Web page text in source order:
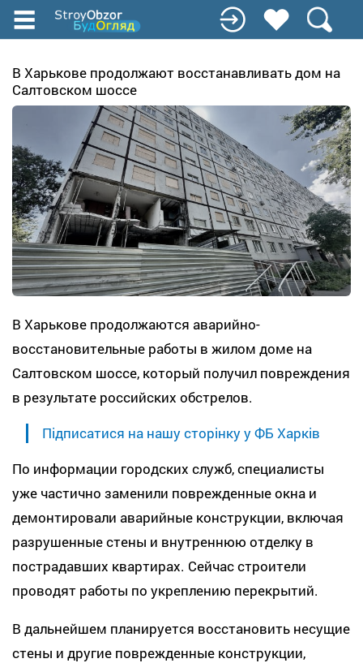
Перейти
содержанию
В Харькове продолжают восстанавливать дом на
Салтовском шоссе
В Харькове продолжаются аварийно-
восстановительные работы в жилом доме на
Салтовском шоссе, который получил повреждения
в результате российских обстрелов.
Підписатися на нашу сторінку у ФБ Харків
По информации городских служб, специалисты
уже частично заменили поврежденные окна и
демонтировали аварийные конструкции, включая
разрушенные стены и внутреннюю отделку в
пострадавших квартирах. Сейчас строители
проводят работы по укреплению перекрытий.
В дальнейшем планируется восстановить несущие
стены и другие поврежденные конструкции,